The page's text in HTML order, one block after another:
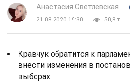
Анастасия Светлевская
21.08.2020 19:30
50,8 т.
Кравчук обратится к
внести изменения в
выборах